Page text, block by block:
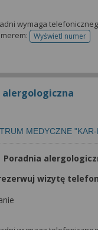
wymaga
Wyświetl numer
telefonu do
alergologiczna
MEDYCZNE "KAR-
Poradnia
wizytę